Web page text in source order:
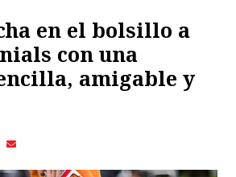
en el bolsillo a
con una
amigable y